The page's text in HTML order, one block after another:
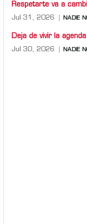
Respetarte va a
Jul 31, 2026 NADIE
Deja de vivir la
Jul 30, 2026 NADIE